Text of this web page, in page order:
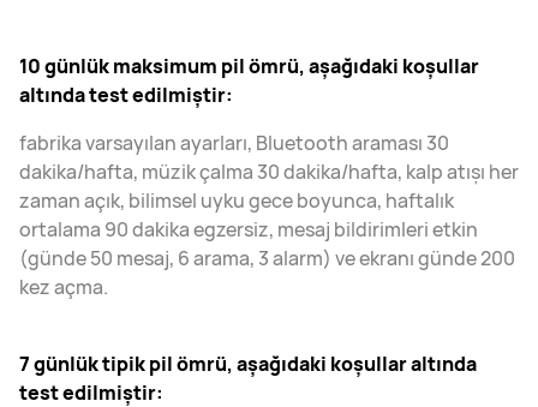
10 günlük maksimum pil ömrü, aşağıdaki koşullar
altında test edilmiştir:
fabrika varsayılan ayarları, Bluetooth araması 30
dakika/hafta, müzik çalma 30 dakika/hafta, kalp atışı her
zaman açık, bilimsel uyku gece boyunca, haftalık
ortalama 90 dakika egzersiz, mesaj bildirimleri etkin
(günde 50 mesaj, 6 arama, 3 alarm) ve ekranı günde 200
kez açma.
7 günlük tipik pil ömrü, aşağıdaki koşullar altında
test edilmiştir: